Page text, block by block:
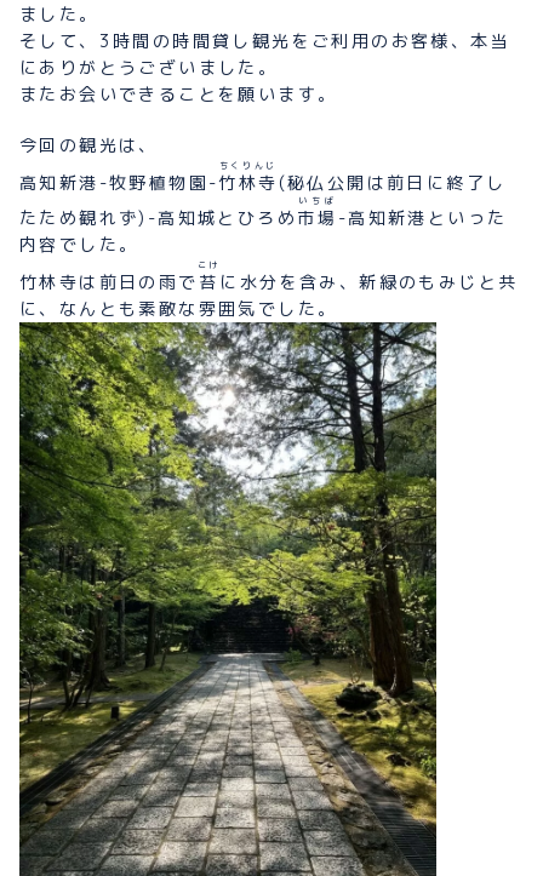
ました。
そして、3時間の時間貸し観光をご利用のお客様、本当
にありがとうございました。
またお会いできることを願います。
今回の観光は、
高知新港-牧野植物園-竹林寺
ちくりんじ
(秘仏公開は前日に終了し
たため観れず)-高知城とひろめ 市場
いちば
-高知新港といった
内容でした。
竹林寺は前日の雨で 苔
こけ
に水分を含み、新緑のもみじと共
に、なんとも素敵な雰囲気でした。